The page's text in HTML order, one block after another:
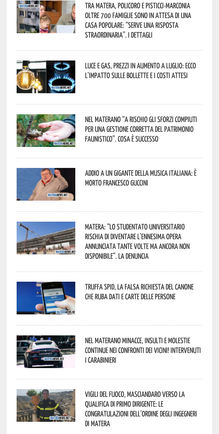
Tra Matera, Policoro e Pisticci-Marconia
oltre 700 famiglie sono in attesa di una
casa popolare: “serve una risposta
straordinaria”. I dettagli
Luce e gas, prezzi in aumento a luglio: ecco
l’impatto sulle bollette e i costi attesi
Nel materano “a rischio gli sforzi compiuti
per una gestione corretta del patrimonio
faunistico”. Cosa è successo
Addio a un gigante della musica italiana: è
morto Francesco Guccini
Matera: “Lo studentato universitario
rischia di diventare l’ennesima opera
annunciata tante volte ma ancora non
disponibile”. La denuncia
Truffa Spid, la falsa richiesta del canone
che ruba dati e carte delle persone
Nel materano minacce, insulti e molestie
continue nei confronti dei vicini! Intervenuti
i Carabinieri
Vigili del Fuoco, Masciandaro verso la
qualifica di Primo Dirigente: le
congratulazioni dell’Ordine degli Ingegneri
di Matera